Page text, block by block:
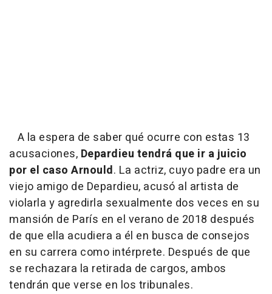
A la espera de saber qué ocurre con estas 13
acusaciones, Depardieu tendrá que ir a juicio
por el caso Arnould. La actriz, cuyo padre era un
viejo amigo de Depardieu, acusó al artista de
violarla y agredirla sexualmente dos veces en su
mansión de París en el verano de 2018 después
de que ella acudiera a él en busca de consejos
en su carrera como intérprete. Después de que
se rechazara la retirada de cargos, ambos
tendrán que verse en los tribunales.